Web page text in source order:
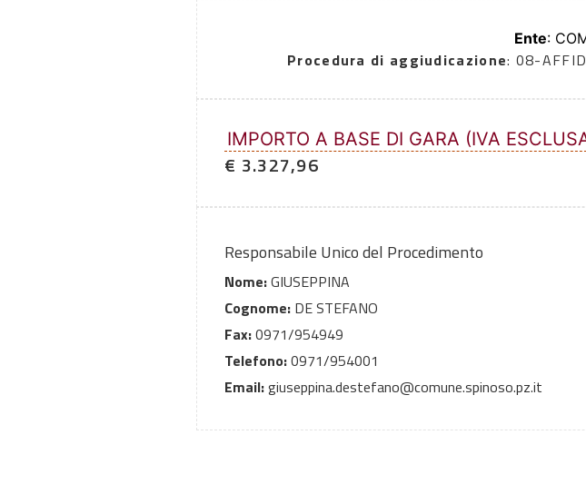
Ente:
Procedura di aggiudicazione: 08-
IMPORTO A BASE DI GARA (IVA
€ 3.327,96
Responsabile Unico del Procedimento
Nome:GIUSEPPINA
Cognome: DE STEFANO
Fax:0971/954949
Telefono:0971/954001
Email:giuseppina.destefano@comune.spinoso.pz.it